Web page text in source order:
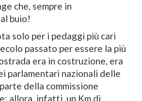
che, sempre in
buio!
solo per i pedaggi più cari
passato per essere la più
era in costruzione, era
parlamentari nazionali delle
della commissione
allora, infatti, un Km di